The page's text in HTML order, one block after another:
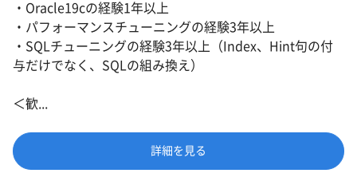
・Oracle19cの経験1年以上
・パフォーマンスチューニングの経験3年以上
・SQLチューニングの経験3年以上（Index、Hint句の付
与だけでなく、SQLの組み換え）
＜歓...
詳細を見る